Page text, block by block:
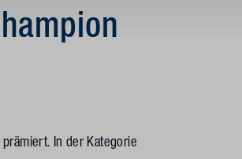
prämiert. In der Kategorie